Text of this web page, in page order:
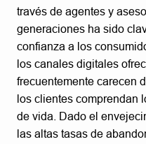
través de agentes y
generaciones ha sido
confianza a los
los canales digitales
frecuentemente carecen
los clientes comprendan
de vida. Dado el
las altas tasas de